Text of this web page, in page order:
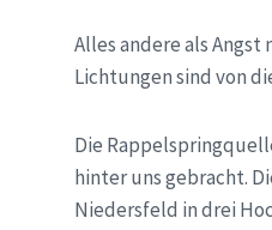
Alles andere als
Lichtungen sind von
Die
hinter uns gebracht.
Niedersfeld in drei